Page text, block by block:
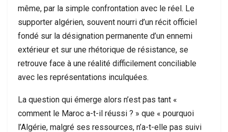
même, par la simple confrontation avec le réel. Le
supporter algérien, souvent nourri d’un récit officiel
fondé sur la désignation permanente d’un ennemi
extérieur et sur une rhétorique de résistance, se
retrouve face à une réalité difficilement conciliable
avec les représentations inculquées.
La question qui émerge alors n’est pas tant «
comment le Maroc a-t-il réussi ? » que « pourquoi
l’Algérie, malgré ses ressources, n’a-t-elle pas suivi